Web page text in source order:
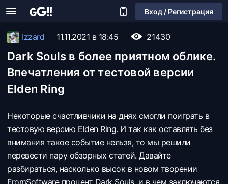
Вход / Регистрация
Izzard 11.11.2021 в 18:45 21430
Dark Souls в более приятном облике.
Впечатления от тестовой версии
Elden Ring
Некоторые счастливчики на днях смогли поиграть в
тестовую версию Elden Ring. И так как оставлять без
внимания такое событие нельзя, то мы решили
перевести пару обзорных статей. Давайте
разбираться, насколько высок в новом творении
FromSoftware процент Dark Souls, и в чем заключаются